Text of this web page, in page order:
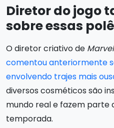
Diretor do jogo
sobre essas
O diretor criativo de
comentou anteriormente
envolvendo trajes mais
diversos cosméticos são
mundo real e fazem parte
temporada.